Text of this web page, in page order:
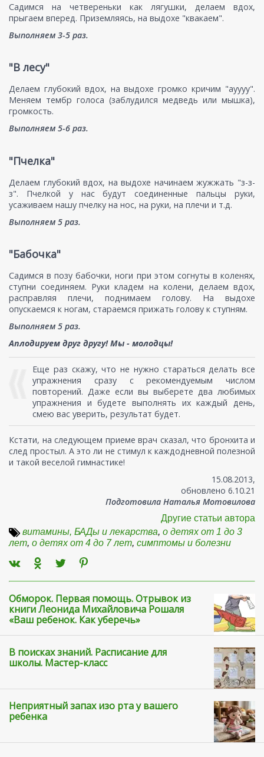
Садимся на четвереньки как лягушки, делаем вдох,
прыгаем вперед. Приземляясь, на выдохе "квакаем".
Выполняем 3-5 раз.
"В лесу"
Делаем глубокий вдох, на выдохе громко кричим "ауууу".
Меняем тембр голоса (заблудился медведь или мышка),
громкость.
Выполняем 5-6 раз.
"Пчелка"
Делаем глубокий вдох, на выдохе начинаем жужжать "з-з-
з". Пчелкой у нас будут соединенные пальцы руки,
усаживаем нашу пчелку на нос, на руки, на плечи и т.д.
Выполняем 5 раз.
"Бабочка"
Садимся в позу бабочки, ноги при этом согнуты в коленях,
ступни соединяем. Руки кладем на колени, делаем вдох,
расправляя плечи, поднимаем голову. На выдохе
опускаемся к ногам, стараемся прижать голову к ступням.
Выполняем 5 раз.
Аплодируем друг другу! Мы - молодцы!
Еще раз скажу, что не нужно стараться делать все
упражнения сразу с рекомендуемым числом
повторений. Даже если вы выберете два любимых
упражнения и будете выполнять их каждый день,
смею вас уверить, результат будет.
Кстати, на следующем приеме врач сказал, что бронхита и
след простыл. А это ли не стимул к каждодневной полезной
и такой веселой гимнастике!
15.08.2013,
обновлено 6.10.21
Подготовила Наталья Мотовилова
Другие статьи автора
витамины, БАДы и лекарства, о детях от 1 до 3
лет, о детях от 4 до 7 лет, симптомы и болезни
Обморок. Первая помощь. Отрывок из
книги Леонида Михайловича Рошаля
«Ваш ребенок. Как уберечь»
В поисках знаний. Расписание для
школы. Мастер-класс
Неприятный запах изо рта у вашего
ребенка